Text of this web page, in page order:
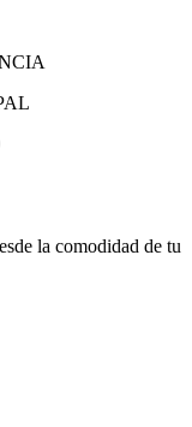
la comodidad de tu